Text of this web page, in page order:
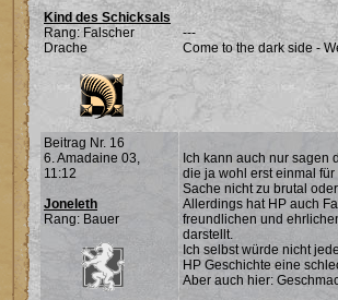
Kind des Schicksals
Rang: Falscher
Drache
---
Come to the dark side -
Beitrag Nr. 16
6. Amadaine 03,
11:12
Joneleth
Rang: Bauer
Ich kann auch nur sagen
die ja wohl erst einmal
Sache nicht zu brutal
Allerdings hat HP auch
freundlichen und
darstellt.
Ich selbst würde nicht
HP Geschichte eine
Aber auch hier: